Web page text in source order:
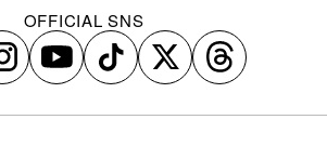
OFFICIAL SNS